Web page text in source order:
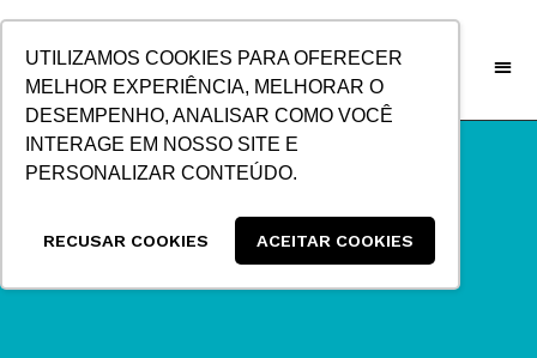
UTILIZAMOS COOKIES PARA OFERECER
MELHOR EXPERIÊNCIA, MELHORAR O
DESEMPENHO, ANALISAR COMO VOCÊ
INTERAGE EM NOSSO SITE E
PERSONALIZAR CONTEÚDO.
RECUSAR COOKIES ACEITAR COOKIES
CONTEÚDO